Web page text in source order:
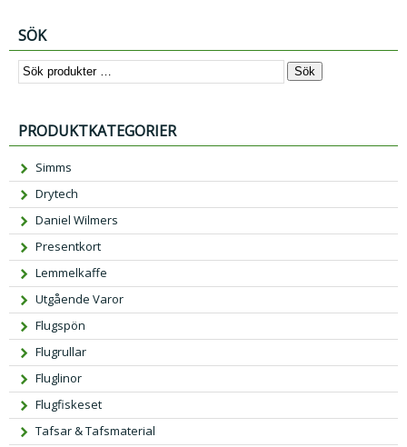
p
r
g
g
a
p
e
t
d
r
i
s
r:
3
SÖK
Sök
PRODUKTKATEGORIER
Simms
Drytech
Daniel Wilmers
Presentkort
Lemmelkaffe
Utgående Varor
Flugspön
Flugrullar
Fluglinor
Flugfiskeset
Tafsar & Tafsmaterial